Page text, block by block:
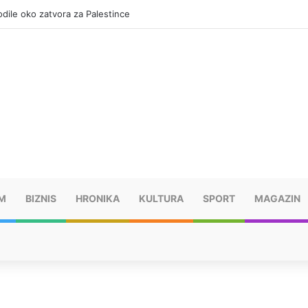
oko zatvora za Palestince
BIZNIS HRONIKA KULTURA SPORT MAGAZIN